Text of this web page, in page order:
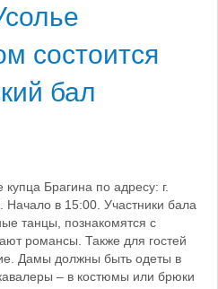
состоится
бал
Брагина по адресу: г.
Начало в 15:00. Участники бала
танцы, познакомятся с
романсы. Также для гостей
Дамы должны быть одеты в
– в костюмы или брюки